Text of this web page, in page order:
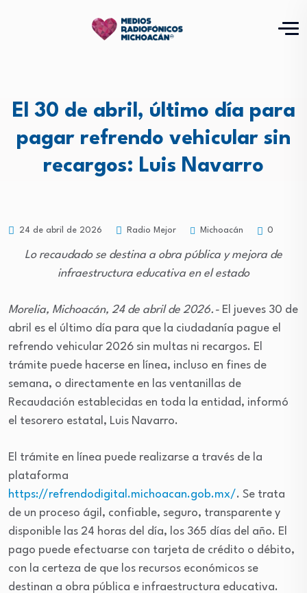
El 30 de abril, último día para
pagar refrendo vehicular sin
recargos: Luis Navarro
24 de abril de 2026 Radio Mejor Michoacán 0
Lo recaudado se destina a obra pública y mejora de
infraestructura educativa en el estado
Morelia, Michoacán, 24 de abril de 2026.- El jueves 30 de
abril es el último día para que la ciudadanía pague el
refrendo vehicular 2026 sin multas ni recargos. El
trámite puede hacerse en línea, incluso en fines de
semana, o directamente en las ventanillas de
Recaudación establecidas en toda la entidad, informó
el tesorero estatal, Luis Navarro.
El trámite en línea puede realizarse a través de la
plataforma
https://refrendodigital.michoacan.gob.mx/. Se trata
de un proceso ágil, confiable, seguro, transparente y
disponible las 24 horas del día, los 365 días del año. El
pago puede efectuarse con tarjeta de crédito o débito,
con la certeza de que los recursos económicos se
destinan a obra pública e infraestructura educativa.